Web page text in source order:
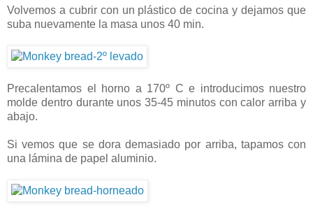
Volvemos a cubrir con un plástico de cocina y dejamos que
suba nuevamente la masa unos 40 min.
Precalentamos el horno a 170º C e introducimos nuestro
molde dentro durante unos 35-45 minutos con calor arriba y
abajo.
Si vemos que se dora demasiado por arriba, tapamos con
una lámina de papel aluminio.